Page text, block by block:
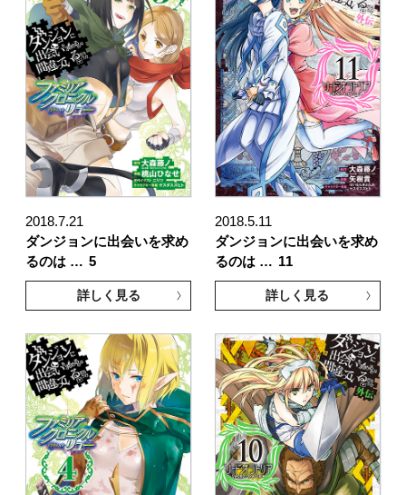
2018.7.21
ダンジョンに出会いを求め
るのは … 5
詳しく見る
2018.5.11
ダンジョンに出会いを求め
るのは … 11
詳しく見る